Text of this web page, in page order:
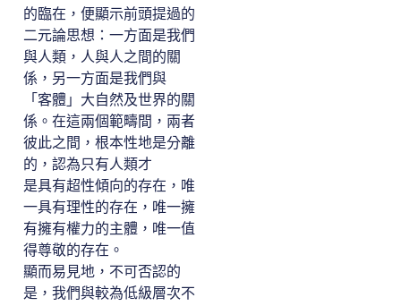
的臨在，便顯示前頭提過的
二元論思想：一方面是我們
與人類，人與人之間的關
係，另一方面是我們與
「客體」大自然及世界的關
係。在這兩個範疇間，兩者
彼此之間，根本性地是分離
的，認為只有人類才
是具有超性傾向的存在，唯
一具有理性的存在，唯一擁
有擁有權力的主體，唯一值
得尊敬的存在。
顯而易見地，不可否認的
是，我們與較為低級層次不